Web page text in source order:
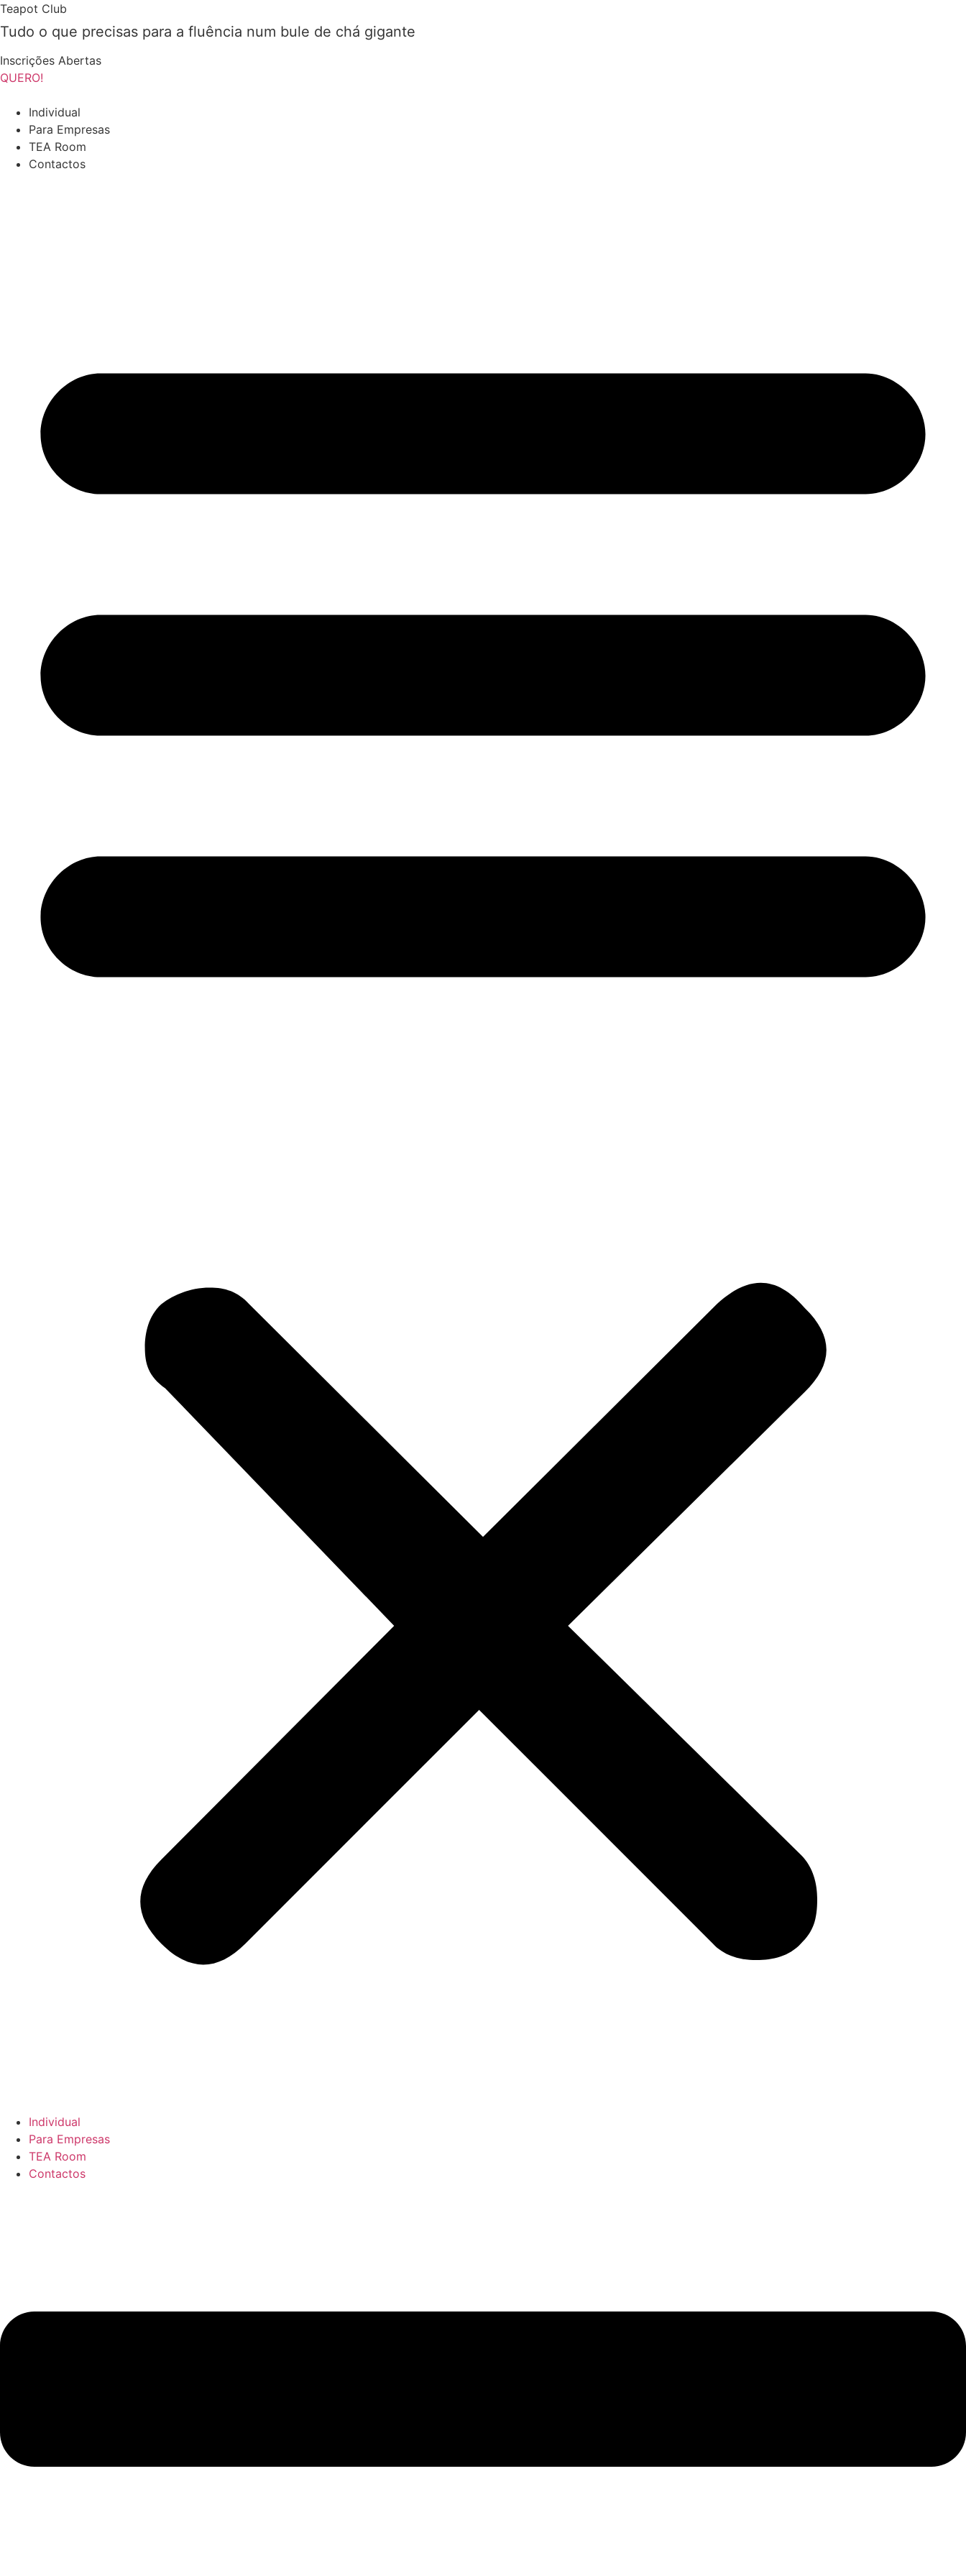
Pular
para
conteúdo
Teapot Club
Tudo o que precisas para a fluência num bule de chá gigante
Inscrições Abertas
QUERO!
Individual
Para Empresas
TEA Room
Contactos
Individual
Para Empresas
TEA Room
Contactos